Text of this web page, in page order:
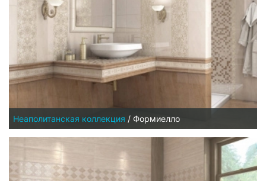
Неаполитанская коллекция / Формиелло